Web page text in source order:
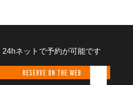
24hネットで予約が可能です
RESERVE ON THE WEB